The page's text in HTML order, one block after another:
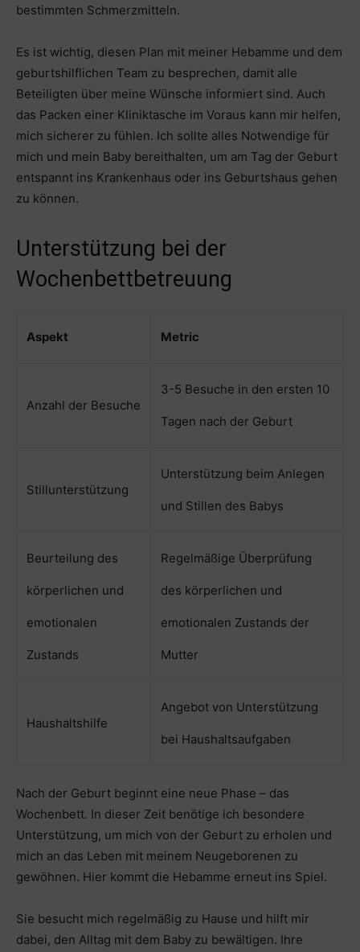
bestimmten Schmerzmitteln.
Es ist wichtig, diesen Plan mit meiner Hebamme und dem
geburtshilflichen Team zu besprechen, damit alle
Beteiligten über meine Wünsche informiert sind. Auch
das Packen einer Kliniktasche im Voraus kann mir helfen,
mich sicherer zu fühlen. Ich sollte alles Notwendige für
mich und mein Baby bereithalten, um am Tag der Geburt
entspannt ins Krankenhaus oder ins Geburtshaus gehen
zu können.
Unterstützung bei der
Wochenbettbetreuung
Aspekt Metric
Anzahl der Besuche
3-5 Besuche in den ersten 10
Tagen nach der Geburt
Stillunterstützung
Unterstützung beim Anlegen
und Stillen des Babys
Beurteilung des
körperlichen und
emotionalen
Zustands
Regelmäßige Überprüfung
des körperlichen und
emotionalen Zustands der
Mutter
Haushaltshilfe
Angebot von Unterstützung
bei Haushaltsaufgaben
Nach der Geburt beginnt eine neue Phase – das
Wochenbett. In dieser Zeit benötige ich besondere
Unterstützung, um mich von der Geburt zu erholen und
mich an das Leben mit meinem Neugeborenen zu
gewöhnen. Hier kommt die Hebamme erneut ins Spiel.
Sie besucht mich regelmäßig zu Hause und hilft mir
dabei, den Alltag mit dem Baby zu bewältigen. Ihre